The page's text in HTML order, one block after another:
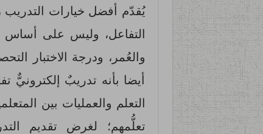
يُقدّم أفضل خيارات التدريب
التفاعل، وليس على أساس
أيضا بأنه تدريبٌ
التعلم والعمليات بين
تعلُّمهم؛ لغرض تقديم